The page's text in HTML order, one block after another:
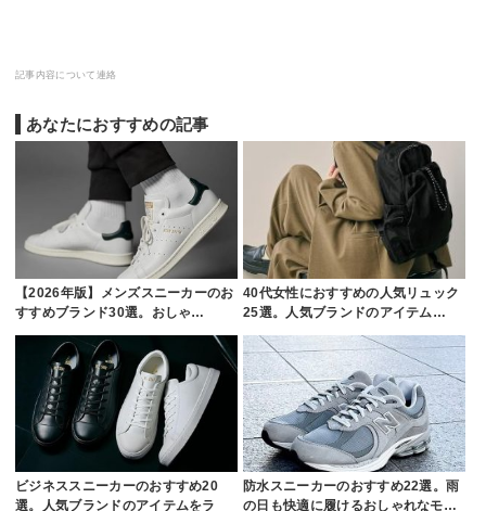
記事内容について連絡
あなたにおすすめの記事
【2026年版】メンズスニーカーのお
すすめブランド30選。おしゃ…
40代女性におすすめの人気リュック
25選。人気ブランドのアイテム…
ビジネススニーカーのおすすめ20
選。人気ブランドのアイテムをラ
防水スニーカーのおすすめ22選。雨
の日も快適に履けるおしゃれなモ…